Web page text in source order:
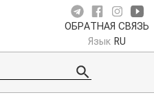
ОБРАТНАЯ СВЯЗЬ
Язык RU